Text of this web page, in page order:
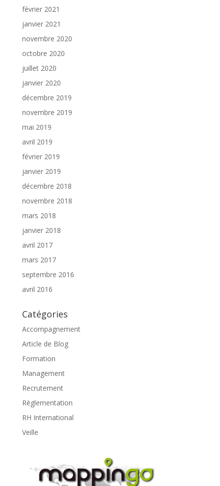
février 2021
janvier 2021
novembre 2020
octobre 2020
juillet 2020
janvier 2020
décembre 2019
novembre 2019
mai 2019
avril 2019
février 2019
janvier 2019
décembre 2018
novembre 2018
mars 2018
janvier 2018
avril 2017
mars 2017
septembre 2016
avril 2016
Catégories
Accompagnement
Article de Blog
Formation
Management
Recrutement
Règlementation
RH International
Veille